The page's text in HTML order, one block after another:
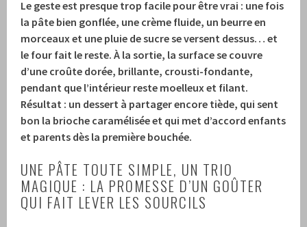
Le geste est presque trop facile pour être vrai : une fois
la pâte bien gonflée, une crème fluide, un beurre en
morceaux et une pluie de sucre se versent dessus… et
le four fait le reste. À la sortie, la surface se couvre
d’une croûte dorée, brillante, crousti-fondante,
pendant que l’intérieur reste moelleux et filant.
Résultat : un dessert à partager encore tiède, qui sent
bon la brioche caramélisée et qui met d’accord enfants
et parents dès la première bouchée.
UNE PÂTE TOUTE SIMPLE, UN TRIO
MAGIQUE : LA PROMESSE D’UN GOÛTER
QUI FAIT LEVER LES SOURCILS